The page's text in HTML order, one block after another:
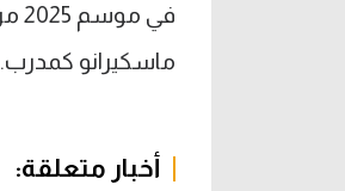
ماسكيرانو كمدرب.
أخبار متعلقة: